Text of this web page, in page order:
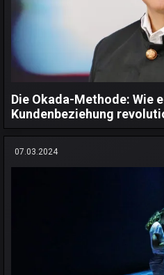
Die Okada-Methode: Wie
Kundenbeziehung
07.03.2024